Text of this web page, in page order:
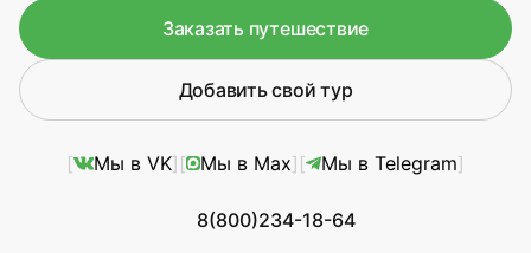
Заказать путешествие
Добавить свой тур
Мы в VK Мы в Max Мы в Telegram
8(800)234-18-64